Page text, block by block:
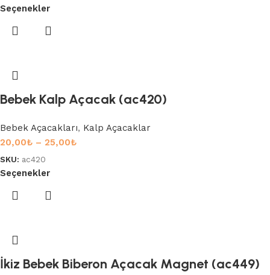
Seçenekler
Bebek Kalp Açacak (ac420)
Bebek Açacakları, Kalp Açacaklar
20,00₺ – 25,00₺
SKU: ac420
Seçenekler
İkiz Bebek Biberon Açacak Magnet (ac449)